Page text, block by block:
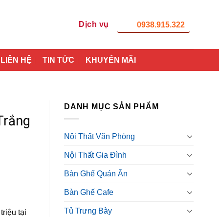
Dịch vụ 0938.915.322
LIÊN HỆ TIN TỨC KHUYẾN MÃI
DANH MỤC SẢN PHẨM
Nội Thất Văn Phòng
Nội Thất Gia Đình
Bàn Ghế Quán Ăn
Bàn Ghế Cafe
Tủ Trưng Bày
tại